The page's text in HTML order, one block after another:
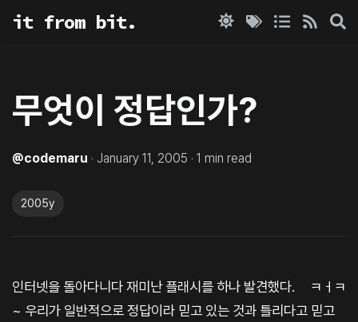
it from bit.
무엇이 정답인가?
@codemaru · January 11, 2005 · 1 min read
2005y
인터넷을 돌아다니다 재미난 플래시를 하나 발견했다. ㅤㅋㅓㅋ
~ 우리가 일반적으로 정답이라 믿고 있는 것과 틀리다고 믿고